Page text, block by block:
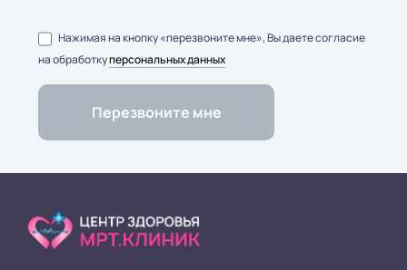
Нажимая на кнопку «перезвоните мне», Вы даете согласие
на обработкуперсональных данных